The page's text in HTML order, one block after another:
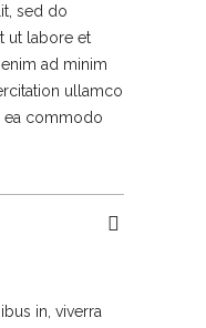
sed do
ut labore et
ad minim
ullamco
ea commodo
in, viverra